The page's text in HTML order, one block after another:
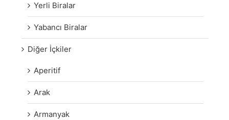
Yerli Biralar
Yabancı Biralar
Diğer İçkiler
Aperitif
Arak
Armanyak